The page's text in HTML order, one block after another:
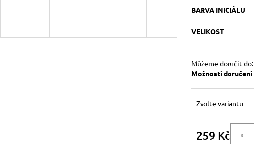
BARVA INICIÁLU
VELIKOST
Můžeme doručit do:
Možnosti doručení
Zvolte variantu
259 Kč
149 Kč